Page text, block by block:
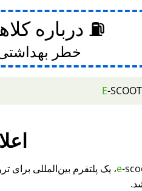
⛽ درباره
خطر
E-
e-